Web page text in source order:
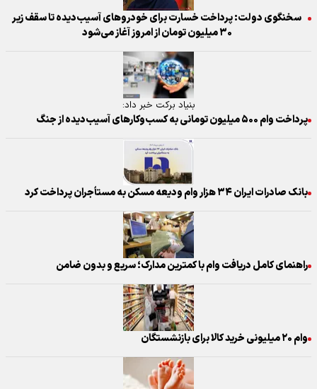
سخنگوی دولت: پرداخت خسارت‌ برای خودروهای آسیب‌دیده تا سقف زیر
۳۰ میلیون تومان از امروز آغاز می‌شود
بنیاد برکت خبر داد:
پرداخت وام ۵۰۰ میلیون تومانی به کسب‌وکارهای آسیب‌دیده از جنگ
بانک صادرات ایران ۳۴ هزار وام ودیعه مسکن به مستأجران پرداخت کرد
راهنمای کامل دریافت وام با کمترین مدارک؛ سریع و بدون ضامن
وام ۲۰ میلیونی خرید کالا برای بازنشستگان